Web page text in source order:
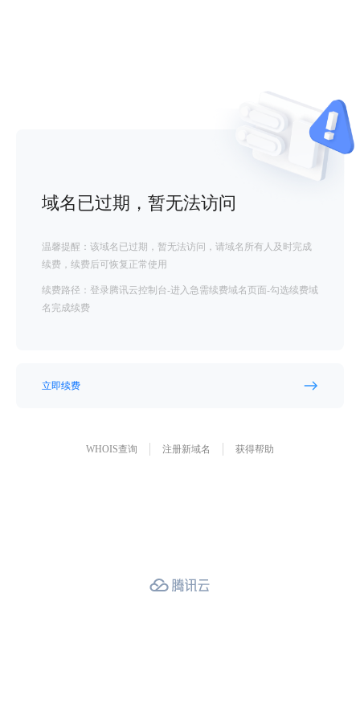
域名已过期，暂无法访问
温馨提醒：该域名已过期，暂无法访问，请域名所有人及时完成
续费，续费后可恢复正常使用
续费路径：登录腾讯云控制台-进入急需续费域名页面-勾选续费域
名完成续费
立即续费
WHOIS查询 注册新域名 获得帮助